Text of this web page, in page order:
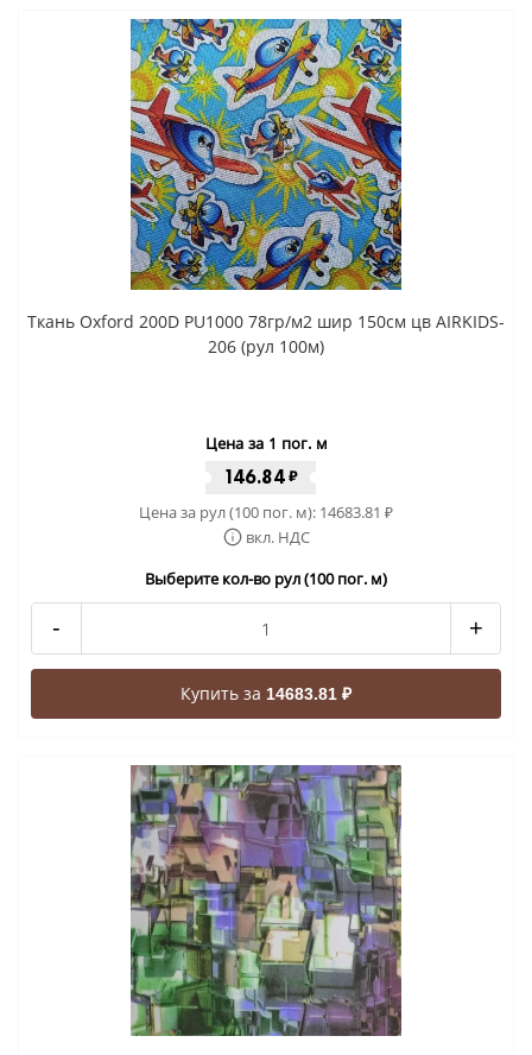
Ткань Oxford 200D PU1000 78гр/м2 шир 150см цв AIRKIDS-
206 (рул 100м)
Цена за 1 пог. м
146.84 ₽
Цена за рул (100 пог. м): 14683.81 ₽
вкл. НДС
Выберите кол-во рул (100 пог. м)
- +
Купить за 14683.81 ₽